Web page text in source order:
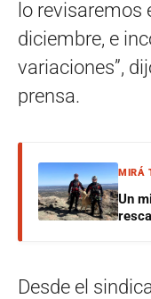
lo revisaremos
diciembre, e
variaciones”,
prensa.
MIRÁ
Un
Desde el